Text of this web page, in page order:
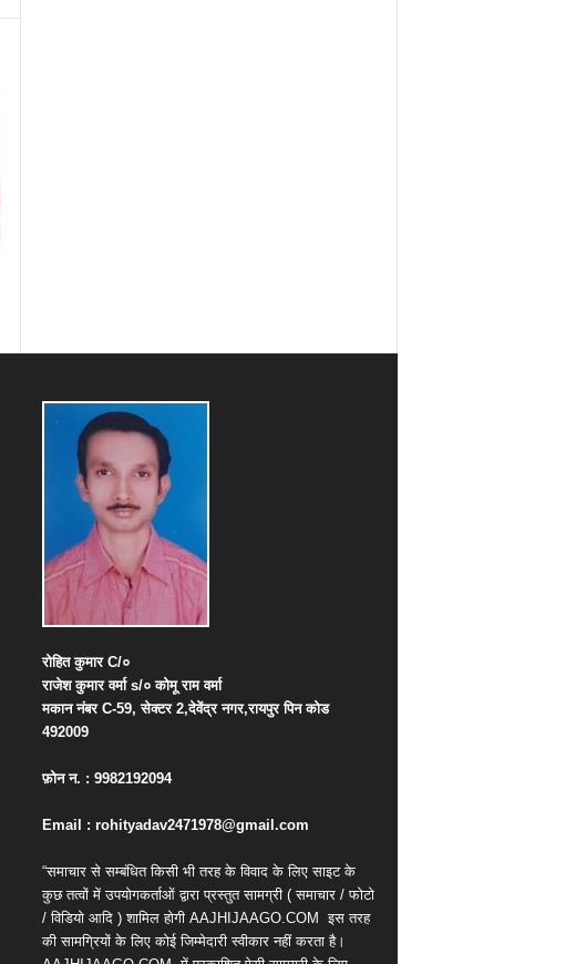
रोहित कुमारC/०
राजेश कुमार वर्माs/० कोमू राम वर्मा
मकान नंबरC-59,सेक्टर2,देवेंद्र नगर,रायपुर पिन कोड
492009
फ़ोन न. : 9982192094
Email : rohityadav2471978@gmail.com
“समाचार से सम्बंधित किसी भी तरह के विवाद के लिए साइट के
कुछ तत्वों में उपयोगकर्ताओं द्वारा प्रस्तुत सामग्री ( समाचार / फोटो
/ विडियो आदि ) शामिल होगी AAJHIJAAGO.COM इस तरह
की सामग्रियों के लिए कोई जिम्मेदारी स्वीकार नहीं करता है।